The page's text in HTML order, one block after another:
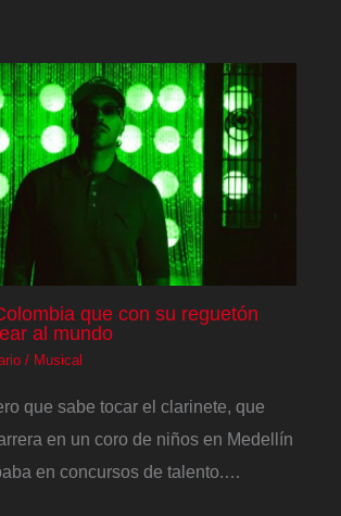
que con su reguetón
al mundo
/ Musical
que sabe tocar el clarinete, que
en un coro de niños en Medellín
en concursos de talento.…